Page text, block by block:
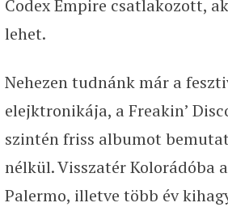
Codex Empire csatlakozott,
lehet.
Nehezen tudnánk már a
elejktronikája, a Freakin’
szintén friss albumot
nélkül. Visszatér Kolorádóba
Palermo, illetve több év